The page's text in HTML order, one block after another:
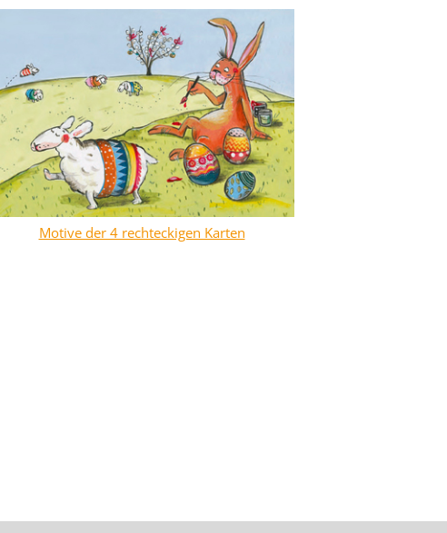
Motive der 4 rechteckigen Karten